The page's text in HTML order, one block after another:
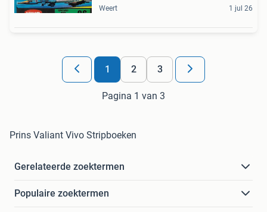
Weert 1 jul 26
1 2 3
Pagina 1 van 3
Prins Valiant Vivo Stripboeken
Gerelateerde zoektermen
Populaire zoektermen